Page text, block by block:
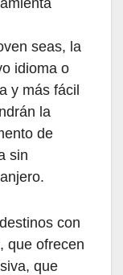
seas, la
idioma o
y más fácil
la
de
sin
con
que ofrecen
que